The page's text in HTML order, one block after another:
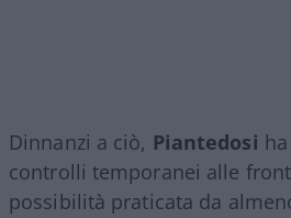
Dinnanzi a ciò, Piantedosi
controlli temporanei alle
possibilità praticata da